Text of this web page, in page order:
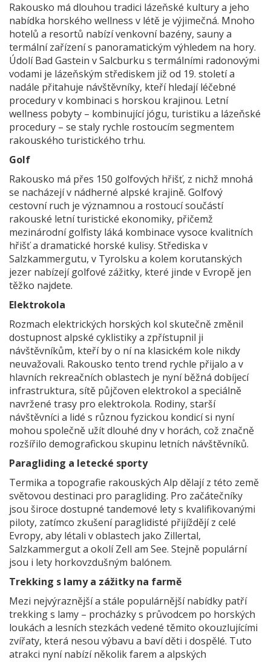
Rakousko má dlouhou tradici lázeňské kultury a jeho
nabídka horského wellness v létě je výjimečná. Mnoho
hotelů a resortů nabízí venkovní bazény, sauny a
termální zařízení s panoramatickým výhledem na hory.
Údolí Bad Gastein v Salcburku s termálními radonovými
vodami je lázeňským střediskem již od 19. století a
nadále přitahuje návštěvníky, kteří hledají léčebné
procedury v kombinaci s horskou krajinou. Letní
wellness pobyty – kombinující jógu, turistiku a lázeňské
procedury – se staly rychle rostoucím segmentem
rakouského turistického trhu.
Golf
Rakousko má přes 150 golfových hřišť, z nichž mnohá
se nacházejí v nádherné alpské krajině. Golfový
cestovní ruch je významnou a rostoucí součástí
rakouské letní turistické ekonomiky, přičemž
mezinárodní golfisty láká kombinace vysoce kvalitních
hřišť a dramatické horské kulisy. Střediska v
Salzkammergutu, v Tyrolsku a kolem korutanských
jezer nabízejí golfové zážitky, které jinde v Evropě jen
těžko najdete.
Elektrokola
Rozmach elektrických horských kol skutečně změnil
dostupnost alpské cyklistiky a zpřístupnil ji
návštěvníkům, kteří by o ní na klasickém kole nikdy
neuvažovali. Rakousko tento trend rychle přijalo a v
hlavních rekreačních oblastech je nyní běžná dobíjecí
infrastruktura, sítě půjčoven elektrokol a speciálně
navržené trasy pro elektrokola. Rodiny, starší
návštěvníci a lidé s různou fyzickou kondicí si nyní
mohou společně užít dlouhé dny v horách, což značně
rozšířilo demografickou skupinu letních návštěvníků.
Paragliding a letecké sporty
Termika a topografie rakouských Alp dělají z této země
světovou destinaci pro paragliding. Pro začátečníky
jsou široce dostupné tandemové lety s kvalifikovanými
piloty, zatímco zkušení paraglidisté přijíždějí z celé
Evropy, aby létali v oblastech jako Zillertal,
Salzkammergut a okolí Zell am See. Stejně populární
jsou i lety horkovzdušným balónem.
Trekking s lamy a zážitky na farmě
Mezi nejvýraznější a stále populárnější nabídky patří
trekking s lamy – procházky s průvodcem po horských
loukách a lesních stezkách vedené těmito okouzlujícími
zvířaty, která nesou výbavu a baví děti i dospělé. Tuto
atrakci nyní nabízí několik farem a alpských